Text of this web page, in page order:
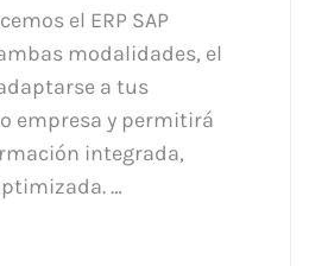
el ERP SAP
modalidades, el
a tus
empresa y permitirá
integrada,
…